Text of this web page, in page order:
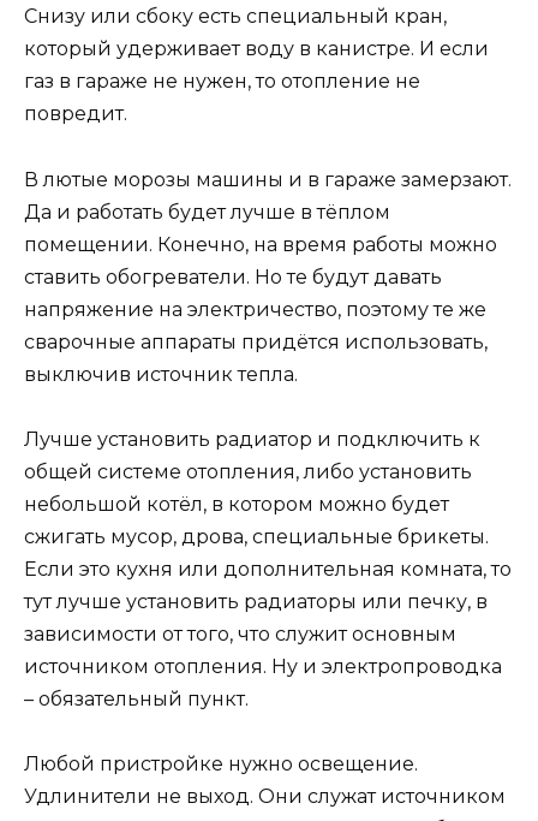
Снизу или сбоку есть специальный кран,
который удерживает воду в канистре. И если
газ в гараже не нужен, то отопление не
повредит.
В лютые морозы машины и в гараже замерзают.
Да и работать будет лучше в тёплом
помещении. Конечно, на время работы можно
ставить обогреватели. Но те будут давать
напряжение на электричество, поэтому те же
сварочные аппараты придётся использовать,
выключив источник тепла.
Лучше установить радиатор и подключить к
общей системе отопления, либо установить
небольшой котёл, в котором можно будет
сжигать мусор, дрова, специальные брикеты.
Если это кухня или дополнительная комната, то
тут лучше установить радиаторы или печку, в
зависимости от того, что служит основным
источником отопления. Ну и электропроводка
– обязательный пункт.
Любой пристройке нужно освещение.
Удлинители не выход. Они служат источником